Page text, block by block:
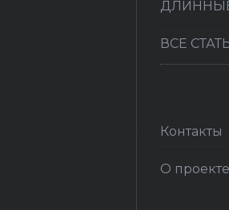
ВСЕ
Контакты
О проекте